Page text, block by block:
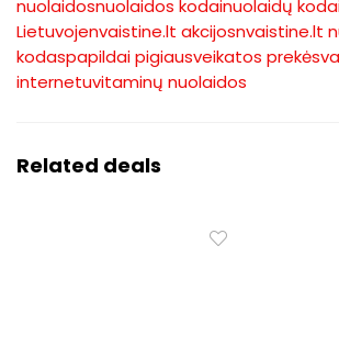
nuolaidosnuolaidos kodainuolaidų
Lietuvojenvaistine.lt akcijosnvaistine.lt
kodaspapildai pigiausveikatos prekės
internetuvitaminų nuolaidos
Related deals